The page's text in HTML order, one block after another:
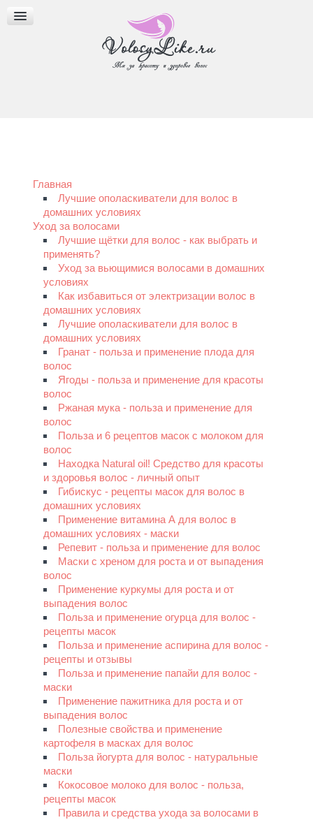
МАСЛА ДЛЯ ВОЛОС
Главная
Лучшие ополаскиватели для волос в
домашних условиях
Уход за волосами
Лучшие щётки для волос - как выбрать и
применять?
Уход за вьющимися волосами в домашних
условиях
Как избавиться от электризации волос в
домашних условиях
Лучшие ополаскиватели для волос в
домашних условиях
Гранат - польза и применение плода для
волос
Ягоды - польза и применение для красоты
волос
Ржаная мука - польза и применение для
волос
Польза и 6 рецептов масок с молоком для
волос
Находка Natural oil! Средство для красоты
и здоровья волос - личный опыт
Гибискус - рецепты масок для волос в
домашних условиях
Применение витамина А для волос в
домашних условиях - маски
Репевит - польза и применение для волос
Маски с хреном для роста и от выпадения
волос
Применение куркумы для роста и от
выпадения волос
Польза и применение огурца для волос -
рецепты масок
Польза и применение аспирина для волос -
рецепты и отзывы
Польза и применение папайи для волос -
маски
Применение пажитника для роста и от
выпадения волос
Полезные свойства и применение
картофеля в масках для волос
Польза йогурта для волос - натуральные
маски
Кокосовое молоко для волос - польза,
рецепты масок
Правила и средства ухода за волосами в